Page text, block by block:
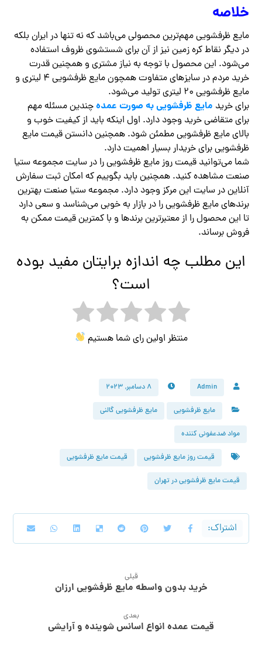
خلاصه
مایع ظرفشویی مهم‌ترین محصولی می‌باشد که نه تنها در ایران بلکه
در دیگر نقاط کره زمین نیز از آن برای شستشوی ظروف استفاده
می‌شود. این محصول با توجه به نیاز مشتری و همچنین قدرت
خرید مردم در سایزهای متفاوت همچون مایع ظرفشویی ۴ لیتری و
مایع ظرفشویی ۲۰ لیتری تولید می‌شود.
برای خرید مایع ظرفشویی به صورت عمدهچندین مسئله مهم
برای متقاضی خرید وجود دارد. اول اینکه باید از کیفیت خوب و
بالای مایع ظرفشویی مطمئن شود. همچنین دانستن قیمت مایع
ظرفشویی برای خریدار بسیار اهمیت دارد.
شما می‌توانید قیمت روز مایع ظرفشویی را در سایت مجموعه ستیا
صنعت مشاهده کنید. همچنین باید بگوییم که امکان ثبت سفارش
آنلاین در سایت این مرکز وجود دارد. مجموعه ستیا صنعت بهترین
برندهای مایع ظرفشویی را در بازار به خوبی می‌شناسد و سعی دارد
تا این محصول را از معتبرترین برندها و با کمترین قیمت ممکن به
فروش برساند.
این مطلب چه اندازه برایتان مفید بوده
است؟
منتظر اولین رای شما هستیم
Admin ۸ دسامبر, ۲۰۲۳
مایع ظرفشویی مایع ظرفشویی گالنی
مواد ضدعفونی کننده
قیمت روز مایع ظرفشویی قیمت مایع ظرفشویی
قیمت مایع ظرفشویی در تهران
قبلی
خرید بدون واسطه مایع ظرفشویی ارزان
بعدی
قیمت عمده انواع اسانس شوینده و آرایشی